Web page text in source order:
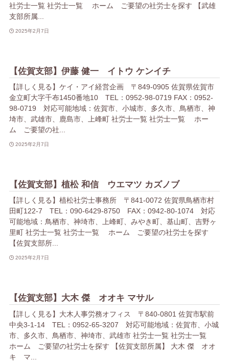
社労士一覧 社労士一覧 ホーム ご要望の社労士を探す 【武雄
支部所属...
2025年2月7日
【佐賀支部】伊藤 健一 イトウ ケンイチ
【詳しく見る】ケイ・アイ経営企画 〒849-0905 佐賀県佐賀市
金立町大字千布1450番地10 TEL：0952-98-0719 FAX：0952-
98-0719 対応可能地域：佐賀市、小城市、多久市、鳥栖市、神
埼市、武雄市、鹿島市、上峰町 社労士一覧 社労士一覧 ホー
ム ご要望の社...
2025年2月7日
【佐賀支部】植松 和信 ウエマツ カズノブ
【詳しく見る】植松社労士事務所 〒841-0072 佐賀県鳥栖市村
田町122-7 TEL：090-6429-8750 FAX：0942-80-1074 対応
可能地域：鳥栖市、神埼市、上峰町、みやき町、基山町、吉野ヶ
里町 社労士一覧 社労士一覧 ホーム ご要望の社労士を探す
【佐賀支部所...
2025年2月7日
【佐賀支部】大木 傑 オオキ マサル
【詳しく見る】大木人事労務オフィス 〒840-0801 佐賀市駅前
中央3-1-14 TEL：0952-65-3207 対応可能地域：佐賀市、小城
市、多久市、鳥栖市、神埼市、武雄市 社労士一覧 社労士一覧
ホーム ご要望の社労士を探す 【佐賀支部所属】 大木 傑 オオ
キ マ...